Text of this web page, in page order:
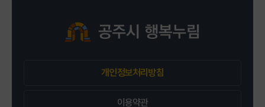
포포아트앤플레이(26~36개월)
2026-09-13 ~ 2026-12-13
개인정보처리방침
이용약관